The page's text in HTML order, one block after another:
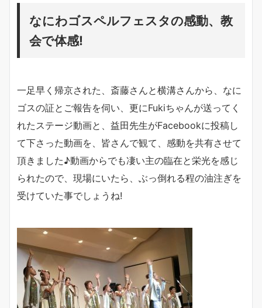
なにわゴスペルフェスタの感動、教
会で体感!
一足早く帰京された、斎藤さんと横溝さんから、なに
ゴスの証とご報告を伺い、更にFukiちゃんが送ってく
れたステージ動画と、益田先生がFacebookに投稿し
て下さった動画を、皆さんで観て、感動を共有させて
頂きました♪動画からでも凄い主の臨在と栄光を感じ
られたので、現場にいたら、ぶっ倒れる程の油注ぎを
受けていた事でしょうね!